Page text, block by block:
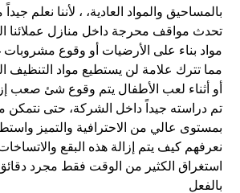
بالمساحيق والمواد العادية، ، لأننا نعلم
تحدث مواقف محرجة داخل منازل عملائنا
مواد بناء على الأرضيات أو وقوع مشروبات
مما تترك علامة لن يستطيع مواد التنظيف
أو أثناء لعب الأطفال يتم وقوع شئ صعب
تم دراسته جيداً داخل الشركة، حتى نتمكن
بمستوى عالي من الاحترافية والتميز
نعرفهم كيف يتم إزالة هذه البقع
استغراق الكثير من الوقت فقط مجرد دقائق
بالفعل